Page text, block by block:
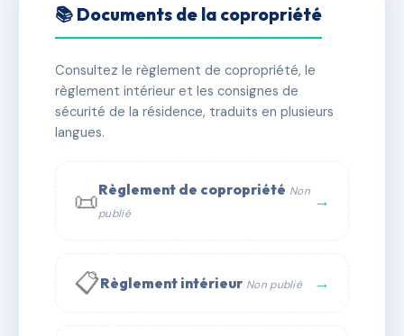
LES TILLEULS
✓ Immatriculée 🏠 40 lots 🏗 1 bâtiment(s)
📞 Contacter Syndic Digital
📚 Documents de la copropriété
Consultez le règlement de copropriété, le
règlement intérieur et les consignes de
sécurité de la résidence, traduits en plusieurs
langues.
📜Règlement de copropriété Non
publié
→
📋Règlement intérieur Non publié →